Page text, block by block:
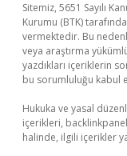
Sitemiz, 5651 Sayılı
Kurumu (BTK)
vermektedir. Bu
veya araştırma
yazdıkları içeriklerin
bu sorumluluğu kabul
Hukuka ve yasal
içerikleri,
halinde, ilgili içerikler